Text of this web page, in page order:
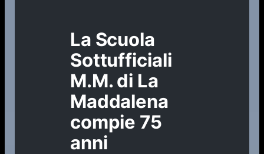
La Scuola
Sottufficiali
M.M. di La
Maddalena
compie 75
anni